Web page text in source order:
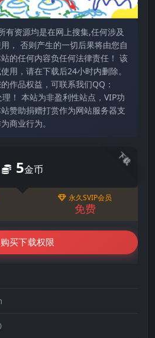
有资源均是在网上搜集,任何涉及
， 否则产生的一切后果将由您自
的任何内容负任何法律责任！ 该
用，请在下载后24小时内删除。
作品权益，可联系我们QQ：
！ 本站为非盈利性站点，VIP功
赞助捐赠打赏作为网站服务器支
商业行为。
下载
5金币
永久SVIP会员
免费
购买下载权限